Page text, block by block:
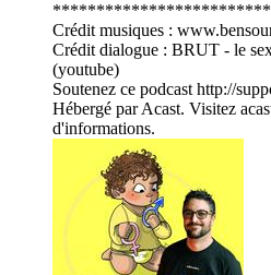
Crédit musiques :
Crédit dialogue : BRUT - le
(youtube)
Soutenez ce podcast http://
Hébergé par Acast. Visitez
d'informations.